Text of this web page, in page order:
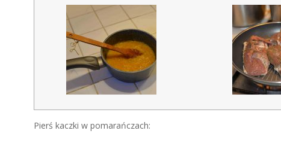
Pierś kaczki w pomarańczach: